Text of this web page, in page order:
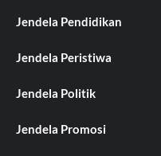
Jendela Pendidikan
Jendela Peristiwa
Jendela Politik
Jendela Promosi